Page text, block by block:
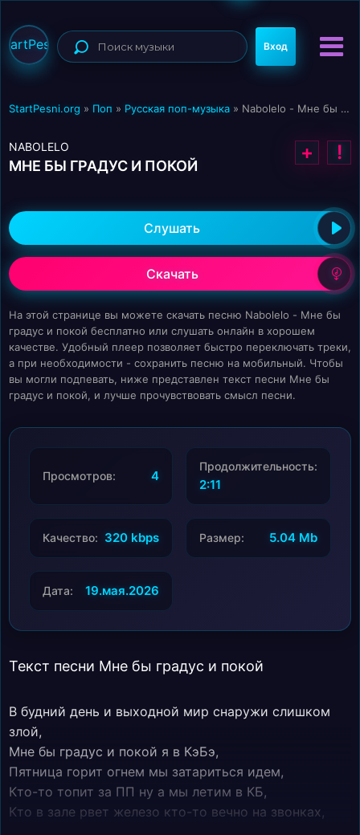
Вход
StartPesni.org » Поп » Русская поп-музыка » Nabolelo - Мне бы градус и покой
NABOLELO
МНЕ БЫ ГРАДУС И ПОКОЙ
+ !
Слушать
Скачать
На этой странице вы можете скачать песню Nabolelo - Мне бы
градус и покой бесплатно или слушать онлайн в хорошем
качестве. Удобный плеер позволяет быстро переключать треки,
а при необходимости - сохранить песню на мобильный. Чтобы
вы могли подпевать, ниже представлен текст песни Мне бы
градус и покой, и лучше прочувствовать смысл песни.
Просмотров: 4
Продолжительность:
2:11
Качество: 320 kbps Размер: 5.04 Mb
Дата: 19.мая.2026
Текст песни Мне бы градус и покой
В будний день и выходной мир снаружи слишком
злой,
Мне бы градус и покой я в КэБэ,
Пятница горит огнем мы затариться идем,
Кто-то топит за ПП ну а мы летим в КБ,
Кто в зале рвет железо кто-то вечно на звонках,